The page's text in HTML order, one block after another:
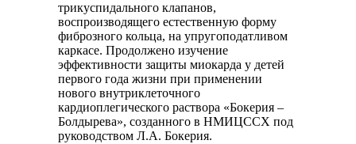
трикуспидального клапанов,
воспроизводящего естественную форму
фиброзного кольца, на упругоподатливом
каркасе. Продолжено изучение
эффективности защиты миокарда у детей
первого года жизни при применении
нового внутриклеточного
кардиоплегического раствора «Бокерия –
Болдырева», созданного в НМИЦССХ под
руководством Л.А. Бокерия.